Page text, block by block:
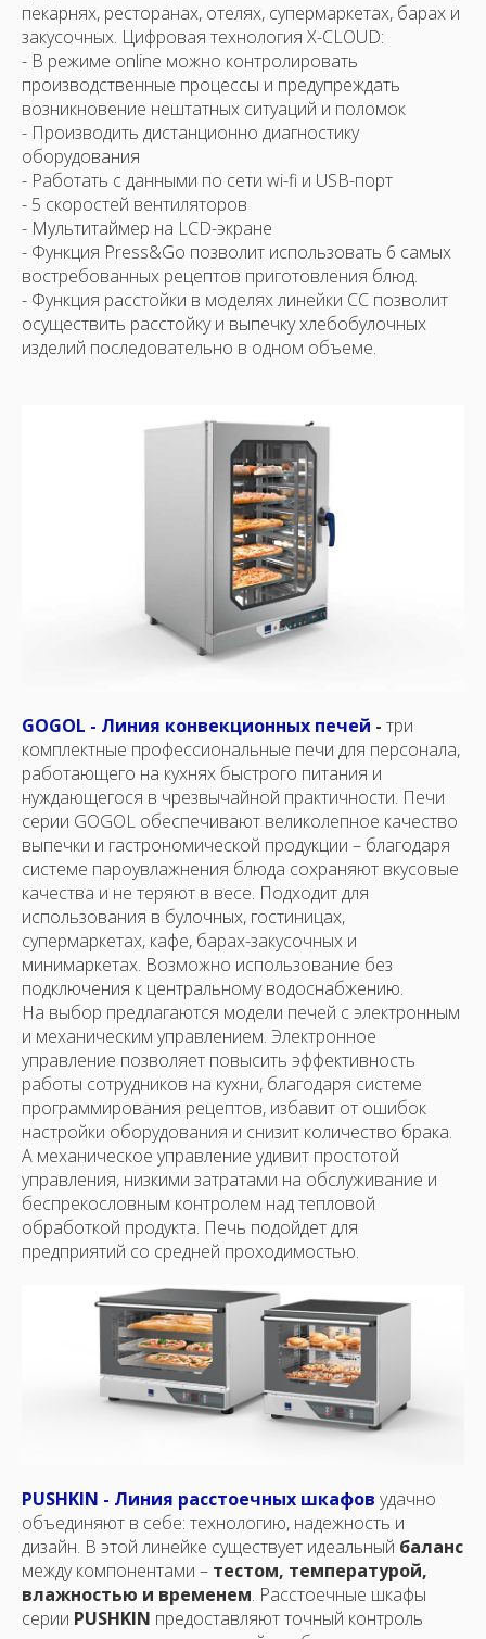
пекарнях, ресторанах, отелях, супермаркетах, барах и
закусочных. Цифровая технология X-CLOUD:
- В режиме online можно контролировать
производственные процессы и предупреждать
возникновение нештатных ситуаций и поломок
- Производить дистанционно диагностику
оборудования
- Работать с данными по сети wi-fi и USB-порт
- 5 скоростей вентиляторов
- Мультитаймер на LCD-экране
- Функция Press&Go позволит использовать 6 самых
востребованных рецептов приготовления блюд.
- Функция расстойки в моделях линейки CC позволит
осуществить расстойку и выпечку хлебобулочных
изделий последовательно в одном объеме.
GOGOL - Линия конвекционных печей - три
комплектные профессиональные печи для персонала,
работающего на кухнях быстрого питания и
нуждающегося в чрезвычайной практичности. Печи
серии GOGOL обеспечивают великолепное качество
выпечки и гастрономической продукции – благодаря
системе пароувлажнения блюда сохраняют вкусовые
качества и не теряют в весе. Подходит для
использования в булочных, гостиницах,
супермаркетах, кафе, барах-закусочных и
минимаркетах. Возможно использование без
подключения к центральному водоснабжению.
На выбор предлагаются модели печей с электронным
и механическим управлением. Электронное
управление позволяет повысить эффективность
работы сотрудников на кухни, благодаря системе
программирования рецептов, избавит от ошибок
настройки оборудования и снизит количество брака.
А механическое управление удивит простотой
управления, низкими затратами на обслуживание и
беспрекословным контролем над тепловой
обработкой продукта. Печь подойдет для
предприятий со средней проходимостью.
PUSHKIN - Линия расстоечных шкафов удачно
объединяют в себе: технологию, надежность и
дизайн. В этой линейке существует идеальный баланс
между компонентами – тестом, температурой,
влажностью и временем. Расстоечные шкафы
серии PUSHKIN предоставляют точный контроль